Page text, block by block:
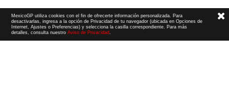
MexicoGP utiliza cookies con el fin de ofrecerte información personalizada. Para
desactivarlas, ingresa a la opción de Privacidad de tu navegador (ubicada en Opciones de
Internet, Ajustes o Preferencias) y selecciona la casilla correspondiente. Para más
detalles, consulta nuestroAviso de Privacidad.